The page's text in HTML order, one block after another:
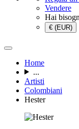
Vendere
Hai
€ (EUR)
Home
...
Artisti
Colombiani
Hester